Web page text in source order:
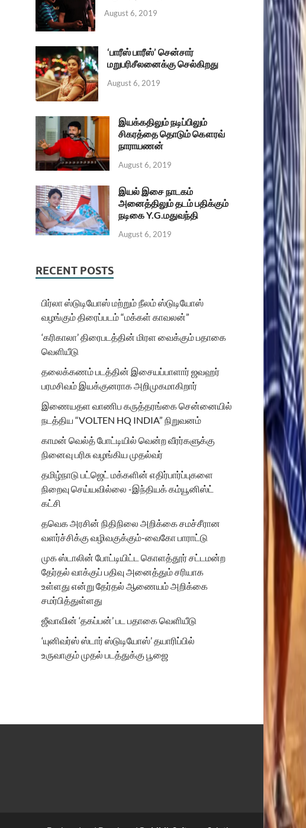
August 6, 2019
‘பாரீஸ் பாரீஸ்’ சென்சார்
மறுபரிசீலனைக்கு செல்கிறது
August 6, 2019
இயக்கதிலும் நடிப்பிலும்
சிகரத்தை தொடும் கௌரவ்
நாராயணன்
August 6, 2019
இயல் இசை நாடகம்
அனைத்திலும் தடம் பதிக்கும்
நடிகை Y.G.மதுவந்தி
August 6, 2019
RECENT POSTS
பிர்லா ஸ்டுடியோஸ் மற்றும் நீலம் ஸ்டுடியோஸ்
வழங்கும் திரைப்படம் “மக்கள் காவலன்”
‘கரிகாலா’ திரைபடத்தின் மிரள வைக்கும் பதாகை
வெளியீடு
தலைக்கணம் படத்தின் இசையப்பாளார் ஜவஹர்
பரமசிவம் இயக்குனராக அறிமுகமாகிறார்
இணையதள வாணிப கருத்தரங்கை சென்னையில்
நடத்திய “VOLTEN HQ INDIA” நிறுவனம்
காமன் வெல்த் போட்டியில் வென்ற வீரர்களுக்கு
நினைவு பரிசு வழங்கிய முதல்வர்
தமிழ்நாடு பட்ஜெட் மக்களின் எதிர்பார்ப்புகளை
நிறைவு செய்யவில்லை -இந்தியக் கம்யூனிஸ்ட்
கட்சி
தவெக அரசின் நிதிநிலை அறிக்கை சமச்சீரான
வளர்ச்சிக்கு வழிவகுக்கும்-வைகோ பாராட்டு
முக ஸ்டாலின் போட்டியிட்ட கொளத்தூர் சட்டமன்ற
தேர்தல் வாக்குப் பதிவு அனைத்தும் சரியாக
உள்ளது என்று தேர்தல் ஆணையம் அறிக்கை
சமர்பித்துள்ளது
ஜீவாவின் ‘தகப்பன்’ பட பதாகை வெளியீடு
‘யுனிவர்ஸ் ஸ்டார் ஸ்டுடியோஸ்’ தயாரிப்பில்
உருவாகும் முதல் படத்துக்கு பூஜை